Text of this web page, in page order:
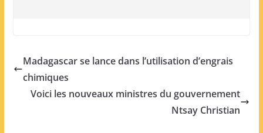
Madagascar se lance dans l’utilisation d’engrais
chimiques
Voici les nouveaux ministres du gouvernement
Ntsay Christian